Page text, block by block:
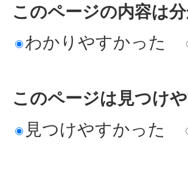
このページの内容は
わかりやすかった
このページは見つけ
見つけやすかった